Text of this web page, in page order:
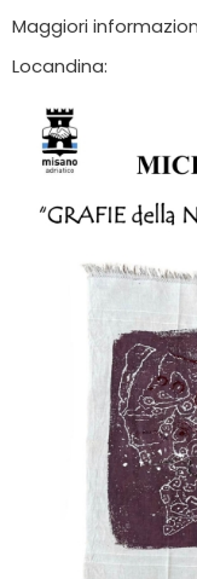
Maggiori
Locandina: